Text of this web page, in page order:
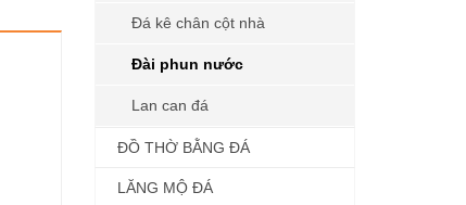
Đá kê chân cột nhà
Đài phun nước
Lan can đá
ĐỒ THỜ BẰNG ĐÁ
LĂNG MỘ ĐÁ